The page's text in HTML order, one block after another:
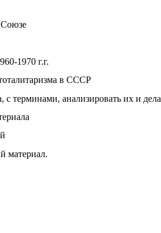
1970 г.г.
в СССР
терминами, анализировать их и
материал.